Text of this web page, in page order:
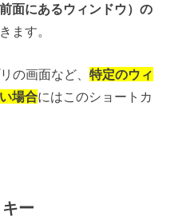
面にあるウィンドウ）の
ます。
の画面など、特定のウィ
場合にはこのショートカ
ー